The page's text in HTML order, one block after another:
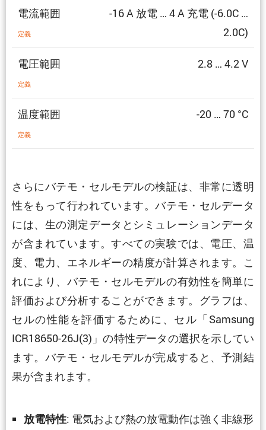
電流範囲
定義
-16 A 放電 … 4 A 充電 (-6.0C …
2.0C)
電圧範囲
定義
2.8 … 4.2 V
温度範囲
定義
-20 … 70 °C
さらにバテモ・セルモデルの検証は、非常に透明
性をもって行われています。バテモ・セルデータ
には、生の測定データとシミュレーションデータ
が含まれています。すべての実験では、電圧、温
度、電力、エネルギーの精度が計算されます。こ
れにより、バテモ・セルモデルの有効性を簡単に
評価および分析することができます。グラフは、
セルの性能を評価するために、セル「Samsung
ICR18650-26J(3)」の特性データの選択を示してい
ます。バテモ・セルモデルが完成すると、予測結
果が含まれます。
放電特性: 電気および熱の放電動作は強く非線形